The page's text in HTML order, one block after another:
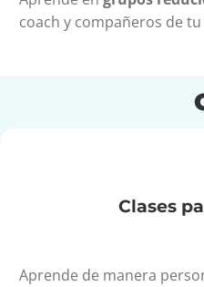
coach y compañeros de tu
Clases
Aprende de manera